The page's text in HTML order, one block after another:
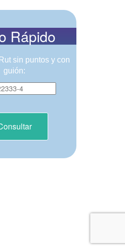
Rápido
sin puntos y con
guión: